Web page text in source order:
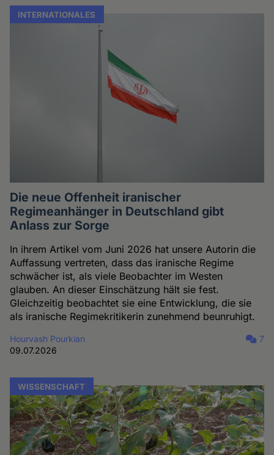
INTERNATIONALES
Die neue Offenheit iranischer
Regimeanhänger in Deutschland gibt
Anlass zur Sorge
In ihrem Artikel vom Juni 2026 hat unsere Autorin die
Auffassung vertreten, dass das iranische Regime
schwächer ist, als viele Beobachter im Westen
glauben. An dieser Einschätzung hält sie fest.
Gleichzeitig beobachtet sie eine Entwicklung, die sie
als iranische Regimekritikerin zunehmend beunruhigt.
Hourvash Pourkian
09.07.2026
7
WISSENSCHAFT